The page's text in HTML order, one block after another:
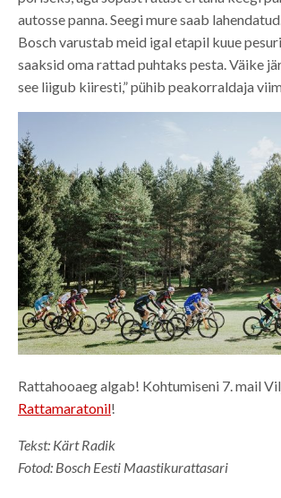
autosse panna. Seegi mure saab
Bosch varustab meid igal etapil kuue
saaksid oma rattad puhtaks pesta. Väike
see liigub kiiresti,” pühib peakorraldaja
Rattahooaeg algab! Kohtumiseni 7. mail
Rattamaratonil!
Tekst: Kärt Radik
Fotod: Bosch Eesti Maastikurattasari